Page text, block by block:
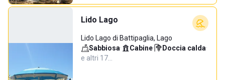
Lido Lago
Lido Lago di Battipaglia, Lago
Sabbiosa· Cabine· Doccia calda·
e altri 17…